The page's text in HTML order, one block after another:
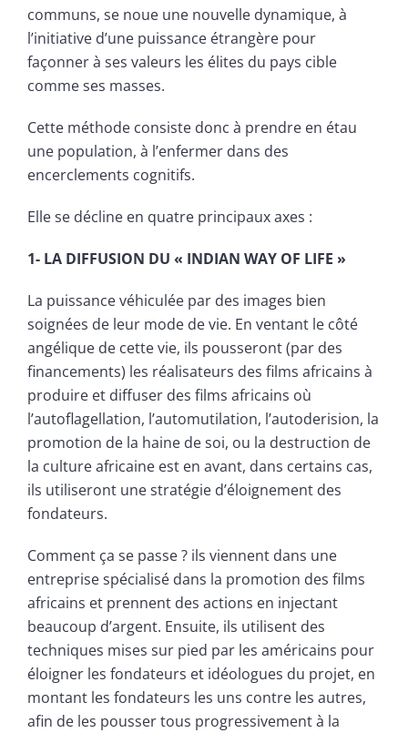
communs, se noue une nouvelle dynamique, à
l’initiative d’une puissance étrangère pour
façonner à ses valeurs les élites du pays cible
comme ses masses.
Cette méthode consiste donc à prendre en étau
une population, à l’enfermer dans des
encerclements cognitifs.
Elle se décline en quatre principaux axes :
1- LA DIFFUSION DU « INDIAN WAY OF LIFE »
La puissance véhiculée par des images bien
soignées de leur mode de vie. En ventant le côté
angélique de cette vie, ils pousseront (par des
financements) les réalisateurs des films africains à
produire et diffuser des films africains où
l’autoflagellation, l’automutilation, l’autoderision, la
promotion de la haine de soi, ou la destruction de
la culture africaine est en avant, dans certains cas,
ils utiliseront une stratégie d’éloignement des
fondateurs.
Comment ça se passe ? ils viennent dans une
entreprise spécialisé dans la promotion des films
africains et prennent des actions en injectant
beaucoup d’argent. Ensuite, ils utilisent des
techniques mises sur pied par les américains pour
éloigner les fondateurs et idéologues du projet, en
montant les fondateurs les uns contre les autres,
afin de les pousser tous progressivement à la